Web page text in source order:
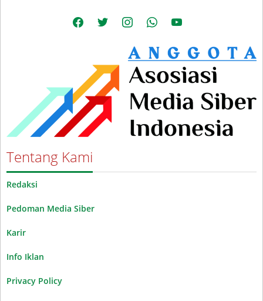
facebooktwitter instagramwhatsappyoutube
Tentang Kami
Redaksi
Pedoman Media Siber
Karir
Info Iklan
Privacy Policy